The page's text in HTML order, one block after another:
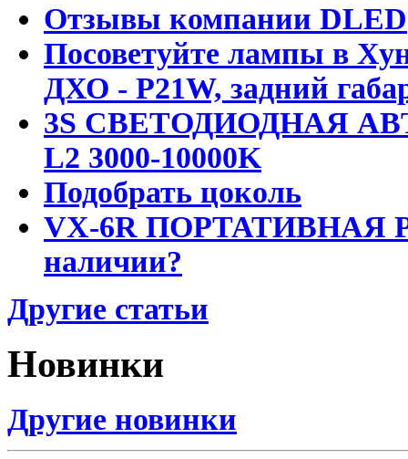
Отзывы компании DLED
Посоветуйте лампы в
ДХО - P21W, задний
3S СВЕТОДИОДНАЯ
L2 3000-10000K
Подобрать цоколь
VX-6R ПОРТАТИВНАЯ
наличии?
Другие статьи
Новинки
Другие новинки